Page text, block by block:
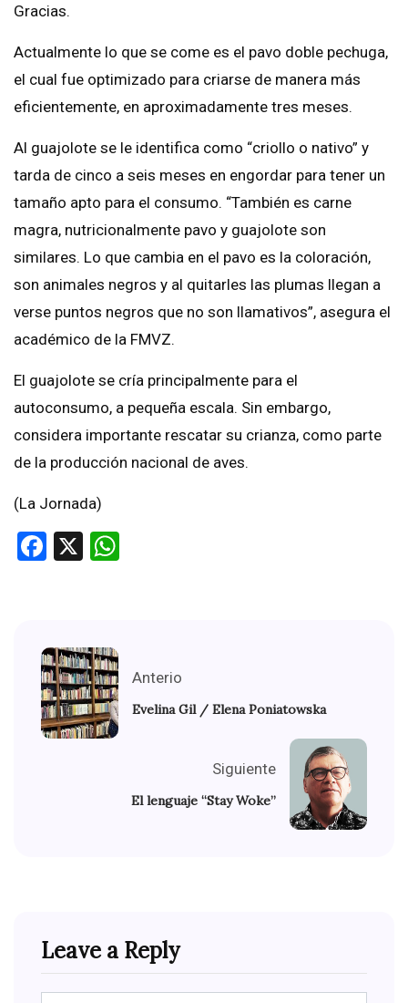
Gracias.
Actualmente lo que se come es el pavo doble pechuga,
el cual fue optimizado para criarse de manera más
eficientemente, en aproximadamente tres meses.
Al guajolote se le identifica como “criollo o nativo” y
tarda de cinco a seis meses en engordar para tener un
tamaño apto para el consumo. “También es carne
magra, nutricionalmente pavo y guajolote son
similares. Lo que cambia en el pavo es la coloración,
son animales negros y al quitarles las plumas llegan a
verse puntos negros que no son llamativos”, asegura el
académico de la FMVZ.
El guajolote se cría principalmente para el
autoconsumo, a pequeña escala. Sin embargo,
considera importante rescatar su crianza, como parte
de la producción nacional de aves.
(La Jornada)
Facebook
X
Anterio
Evelina Gil / Elena Poniatowska
Siguiente
El lenguaje “Stay Woke”
Leave a Reply